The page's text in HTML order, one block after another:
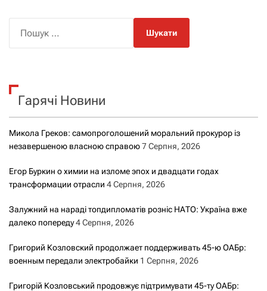
к
Гарячі Новини
Микола Греков: самопроголошений моральний прокурор із
незавершеною власною справою7 Серпня, 2026
Егор Буркин о химии на изломе эпох и двадцати годах
трансформации отрасли 4 Серпня, 2026
Залужний на нараді топдипломатів розніс НАТО: Україна вже
далеко попереду4 Серпня, 2026
Григорий Козловский продолжает поддерживать 45-ю ОАБр:
военным передали электробайки 1 Серпня, 2026
Григорій Козловський продовжує підтримувати 45-ту ОАБр: